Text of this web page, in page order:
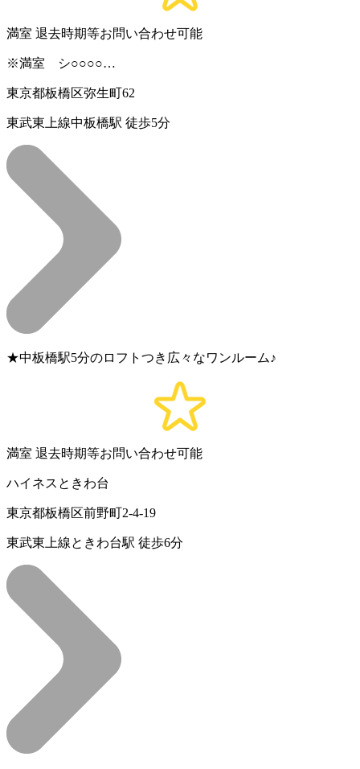
満室 退去時期等お問い合わせ可能
※満室 シ○○○○…
東京都板橋区弥生町62
東武東上線中板橋駅 徒歩5分
★中板橋駅5分のロフトつき広々なワンルーム♪
満室 退去時期等お問い合わせ可能
ハイネスときわ台
東京都板橋区前野町2-4-19
東武東上線ときわ台駅 徒歩6分